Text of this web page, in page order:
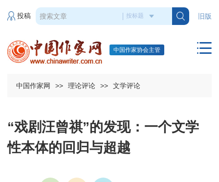
旧版
投稿
中国作家协会主管
中国作家网 >> 理论评论 >> 文学评论
“戏剧汪曾祺”的发现：一个文学
性本体的回归与超越